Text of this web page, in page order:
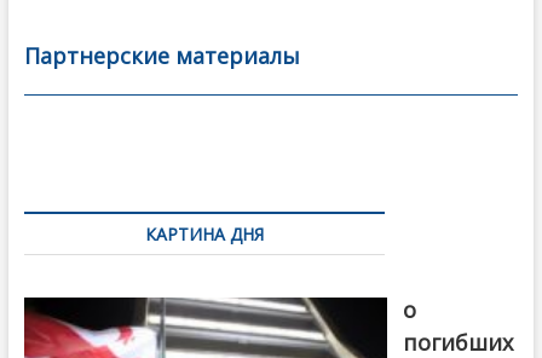
b
o
er l
а
в
Партнерские материалы
по
записямКАРТИНА ДНЯ
о
погибших